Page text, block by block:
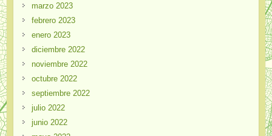
marzo 2023
febrero 2023
enero 2023
diciembre 2022
noviembre 2022
octubre 2022
septiembre 2022
julio 2022
junio 2022